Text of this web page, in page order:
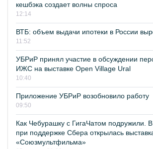
кешбэка создает волны спроса
12:14
ВТБ: объем выдачи ипотеки в России
11:52
УБРиР принял участие в обсуждении
ИЖС на выставке Open Village Ural
10:40
Приложение УБРиР возобновило работу
09:50
Как Чебурашку с ГигаЧатом подружили.
при поддержке Сбера открылась
«Союзмультфильма»